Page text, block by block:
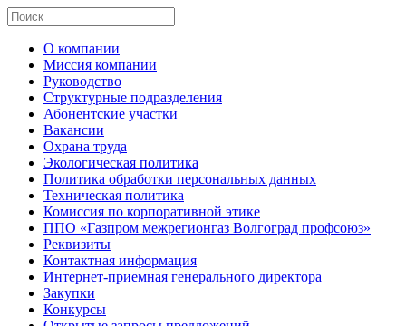
О компании
Миссия компании
Руководство
Структурные подразделения
Абонентские участки
Вакансии
Охрана труда
Экологическая политика
Политика обработки персональных данных
Техническая политика
Комиссия по корпоративной этике
ППО «Газпром межрегионгаз Волгоград профсоюз»
Реквизиты
Контактная информация
Интернет-приемная генерального директора
Закупки
Конкурсы